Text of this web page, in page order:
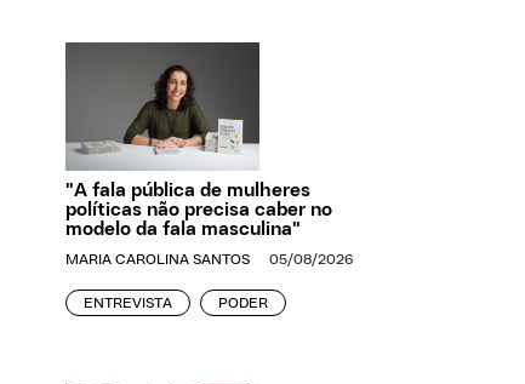
"A fala pública de mulheres
políticas não precisa caber no
modelo da fala masculina"
MARIA CAROLINA SANTOS 05/08/2026
ENTREVISTA PODER